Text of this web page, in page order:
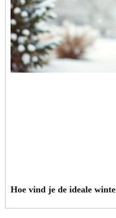
Hoe vind je de ideale